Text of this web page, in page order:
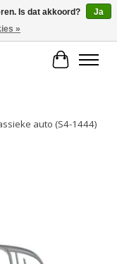
auto (S4-1444)
Is dat akkoord?
Ja
»